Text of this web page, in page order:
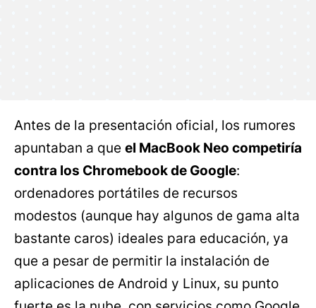
Antes de la presentación oficial, los rumores
apuntaban a que el MacBook Neo competiría
contra los Chromebook de Google:
ordenadores portátiles de recursos
modestos (aunque hay algunos de gama alta
bastante caros) ideales para educación, ya
que a pesar de permitir la instalación de
aplicaciones de Android y Linux, su punto